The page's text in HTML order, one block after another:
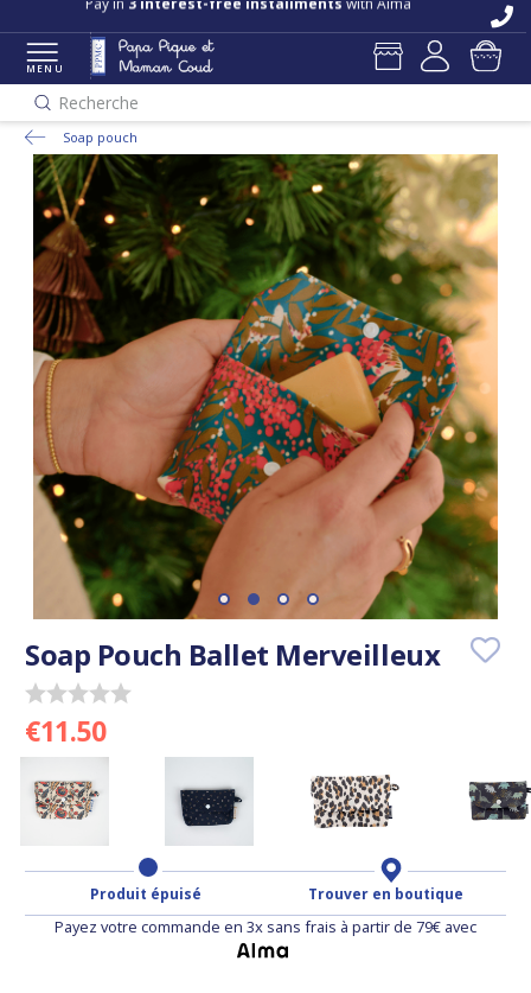
Pay in 3 interest-free installments with Alma
MENU
Recherche
Soap pouch
Soap Pouch Ballet Merveilleux
€11.50
Produit épuisé Trouver en boutique
Payez votre commande en 3x sans frais à partir de 79€ avec